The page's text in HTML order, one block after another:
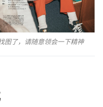
图了，请随意领会一下精神